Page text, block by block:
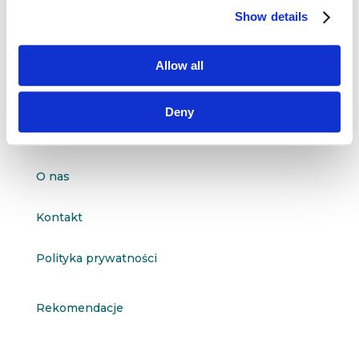
Show details
Allow all
Deny
ul. Organizacji WiN 83/7
 601 098 038
questus@questus.pl
O nas
Kontakt
Polityka prywatności
Rekomendacje